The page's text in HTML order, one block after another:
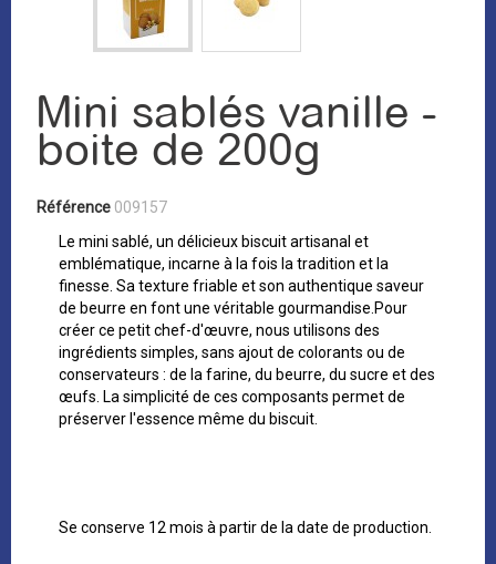
Mini sablés vanille -
boite de 200g
Référence 009157
Le mini sablé, un délicieux biscuit artisanal et
emblématique, incarne à la fois la tradition et la
finesse. Sa texture friable et son authentique saveur
de beurre en font une véritable gourmandise.Pour
créer ce petit chef-d'œuvre, nous utilisons des
ingrédients simples, sans ajout de colorants ou de
conservateurs : de la farine, du beurre, du sucre et des
œufs. La simplicité de ces composants permet de
préserver l'essence même du biscuit.
Se conserve 12 mois à partir de la date de production.